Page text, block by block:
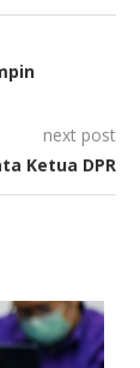
next post
Ketua DPR